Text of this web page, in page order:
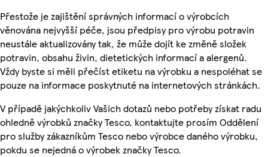
Přestože je zajištění správných informací o výrobcích
věnována nejvyšší péče, jsou předpisy pro výrobu potravin
neustále aktualizovány tak, že může dojít ke změně složek
potravin, obsahu živin, dietetických informací a alergenů.
Vždy byste si měli přečíst etiketu na výrobku a nespoléhat se
pouze na informace poskytnuté na internetových stránkách.
V případě jakýchkoliv Vašich dotazů nebo potřeby získat radu
ohledně výrobků značky Tesco, kontaktujte prosím Oddělení
pro služby zákazníkům Tesco nebo výrobce daného výrobku,
pokdu se nejedná o výrobek značky Tesco.